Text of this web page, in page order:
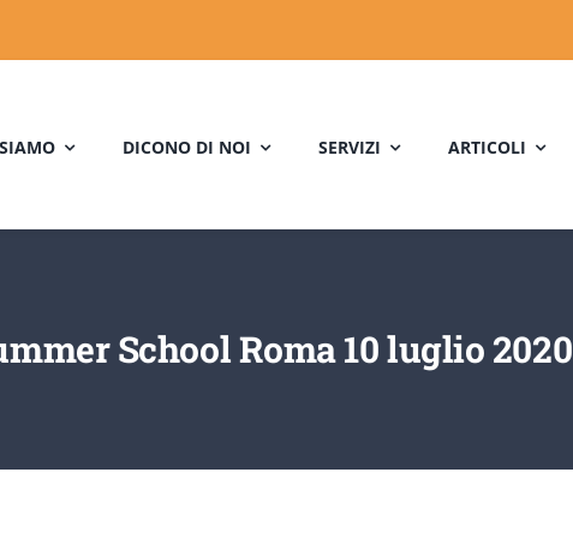
DICONO DI NOI SERVIZI ARTICOLI
School Roma 10 luglio 2020